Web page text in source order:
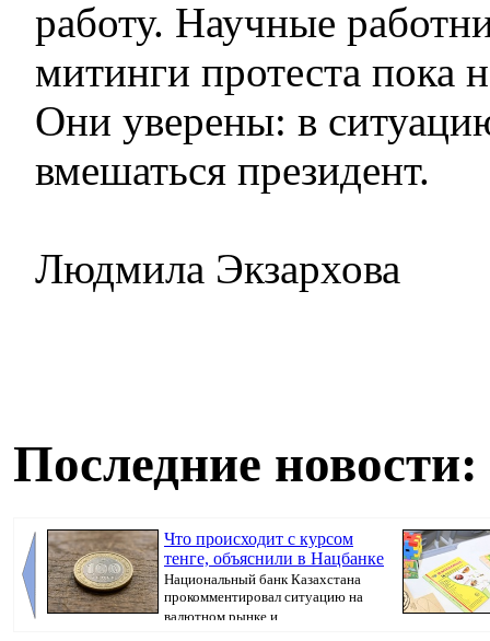
работу. Научные
митинги протеста пока
Они уверены: в
вмешаться президент.
Людмила Экзархова
Последние новости:
Что происходит с курсом
тенге, объяснили в Нацбанке
Национальный банк Казахстана
прокомментировал ситуацию на
валютном рынке и ...